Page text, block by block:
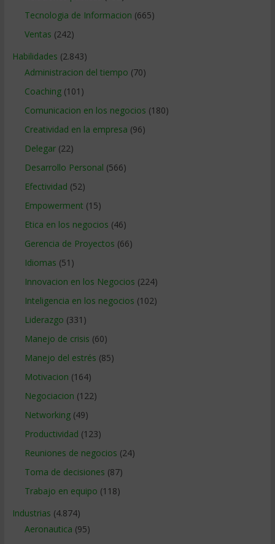
Tecnologia de Informacion (665)
Ventas (242)
Habilidades (2.843)
Administracion del tiempo (70)
Coaching(101)
Comunicacion en los negocios (180)
Creatividad en la empresa (96)
Delegar(22)
Desarrollo Personal (566)
Efectividad (52)
Empowerment (15)
Etica en los negocios (46)
Gerencia de Proyectos (66)
Idiomas (51)
Innovacion en los Negocios (224)
Inteligencia en los negocios (102)
Liderazgo (331)
Manejo de crisis (60)
Manejo del estrés (85)
Motivacion (164)
Negociacion (122)
Networking(49)
Productividad (123)
Reuniones de negocios (24)
Toma de decisiones (87)
Trabajo en equipo (118)
Industrias (4.874)
Aeronautica (95)